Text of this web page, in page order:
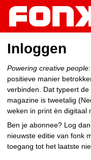
Inloggen
Powering creative people
positieve manier
verbinden. Dat typeert
magazine is tweetalig
weken in print èn digitaal
Ben je abonnee? Log
nieuwste editie van fonk
toegang tot het laatste